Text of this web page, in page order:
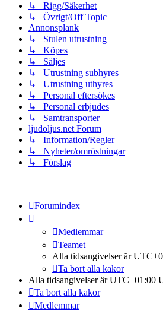
↳ Rigg/Säkerhet
↳ Övrigt/Off Topic
Annonsplank
↳ Stulen utrustning
↳ Köpes
↳ Säljes
↳ Utrustning subhyres
↳ Utrustning uthyres
↳ Personal eftersökes
↳ Personal erbjudes
↳ Samtransporter
ljudoljus.net Forum
↳ Information/Regler
↳ Nyheter/omröstningar
↳ Förslag
Forumindex
Medlemmar
Teamet
Alla tidsangivelser är
Ta bort alla kakor
Alla tidsangivelser är UTC+01:00
Ta bort alla kakor
Medlemmar